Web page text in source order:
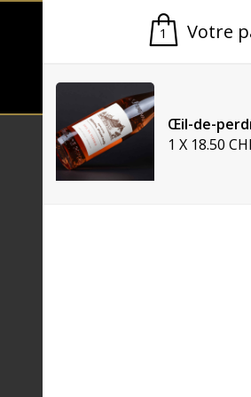
1 Votre
Œil-de-
1 X 18.50